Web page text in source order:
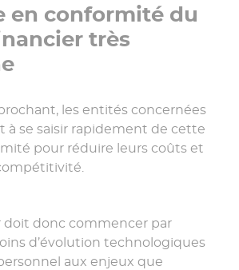
en conformité du
très
les entités concernées
se saisir rapidement de cette
pour réduire leurs coûts et
doit donc commencer par
d’évolution technologiques
aux enjeux que